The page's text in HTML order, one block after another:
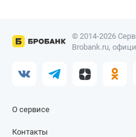
© 2014-2026
Brobank.ru,
О сервисе
Контакты